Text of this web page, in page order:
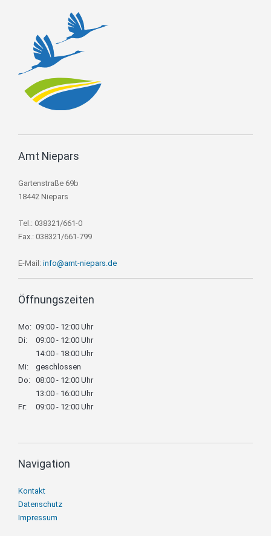
Amt Niepars
Gartenstraße 69b
18442 Niepars
Tel.: 038321/661-0
Fax.: 038321/661-799
E-Mail: info@amt-niepars.de
Öffnungszeiten
Mo: 09:00 - 12:00 Uhr
Di:
09:00 - 12:00 Uhr
14:00 - 18:00 Uhr
Mi:
geschlossen
Do: 08:00 - 12:00 Uhr
13:00 - 16:00 Uhr
Fr:
09:00 - 12:00 Uhr
Navigation
Navigation
überspringen
Kontakt
Datenschutz
Impressum